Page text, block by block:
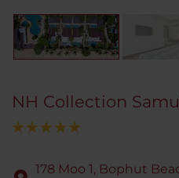
NH Collection
178 Moo 1, Bophut